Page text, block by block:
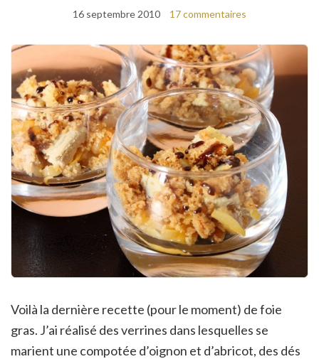
16 septembre 2010 17 commentaires
Voilà la dernière recette (pour le moment) de foie
gras. J’ai réalisé des verrines dans lesquelles se
marient une compotée d’oignon et d’abricot, des dés